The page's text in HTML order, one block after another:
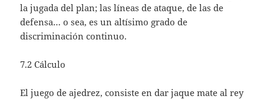
la jugada del plan; las líneas de ataque, de las de
defensa… o sea, es un altísimo grado de
discriminación continuo.
7.2 Cálculo
El juego de ajedrez, consiste en dar jaque mate al rey